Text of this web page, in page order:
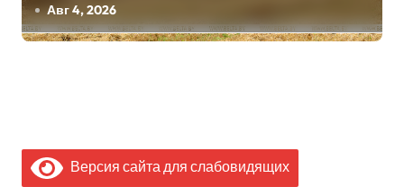
Лукашенко заслушал доклад главы
Минсельхозпрода
Авг 4, 2026
Версия сайта для слабовидящих